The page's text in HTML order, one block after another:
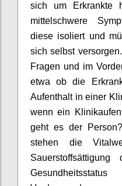
sich um Erkrankte
mittelschwere
diese isoliert und
sich selbst
Fragen und im
etwaob die
Aufenthalt in einer
wenn ein
geht es der Person?
stehen die
Sauerst
Gesundheits